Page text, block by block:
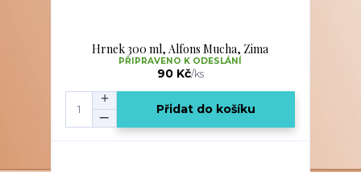
Hrnek 300 ml, Alfons Mucha, Zima
90 Kč/ks
PŘIPRAVENO K ODESLÁNÍ
Přidat do košíku